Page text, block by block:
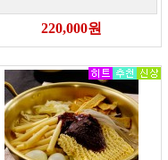
220,000원